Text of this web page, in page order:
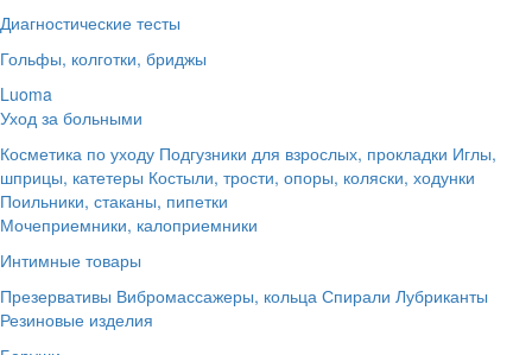
Диагностические тесты
Гольфы, колготки, бриджы
Luoma
Уход за больными
Косметика по уходу Подгузники для взрослых, прокладки Иглы,
шприцы, катетеры Костыли, трости, опоры, коляски, ходунки
Поильники, стаканы, пипетки
Мочеприемники, калоприемники
Интимные товары
Презервативы Вибромассажеры, кольца Спирали Лубриканты
Резиновые изделия